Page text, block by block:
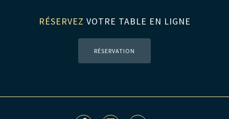
RÉSERVEZ VOTRE TABLE EN LIGNE
RÉSERVATION